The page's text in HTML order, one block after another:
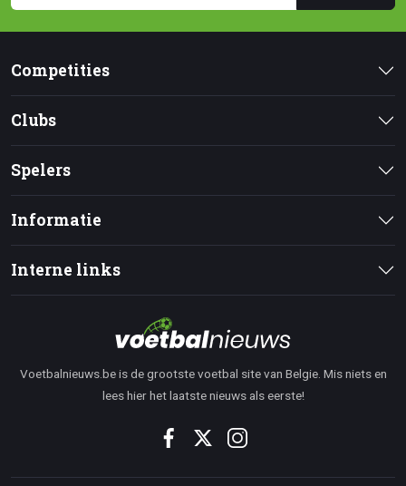
Competities
Clubs
Spelers
Informatie
Interne links
Voetbalnieuws.be is de grootste voetbal site van Belgie. Mis niets en
lees hier het laatste nieuws als eerste!